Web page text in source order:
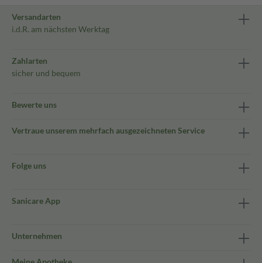
Versandarten
i.d.R. am nächsten Werktag
Zahlarten
sicher und bequem
Bewerte uns
Vertraue unserem mehrfach ausgezeichneten Service
Folge uns
Sanicare App
Unternehmen